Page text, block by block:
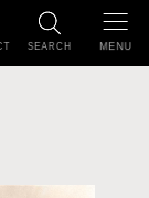
SEARCH MENU